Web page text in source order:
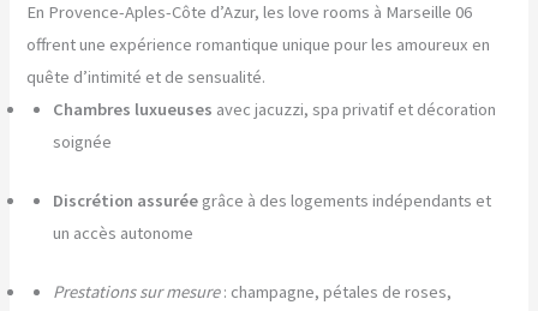
En Provence-Aples-Côte d’Azur, les love rooms à Marseille 06
offrent une expérience romantique unique pour les amoureux en
quête d’intimité et de sensualité.
Chambres luxueuses avec jacuzzi, spa privatif et décoration
soignée
Discrétion assurée grâce à des logements indépendants et
un accès autonome
Prestations sur mesure: champagne, pétales de roses,